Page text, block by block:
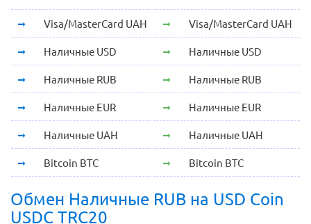
Visa/MasterCard UAH Visa/MasterCard UAH
Наличные USD Наличные USD
Наличные RUB Наличные RUB
Наличные EUR Наличные EUR
Наличные UAH Наличные UAH
Bitcoin BTC Bitcoin BTC
Обмен Наличные RUB на USD Coin
USDC TRC20